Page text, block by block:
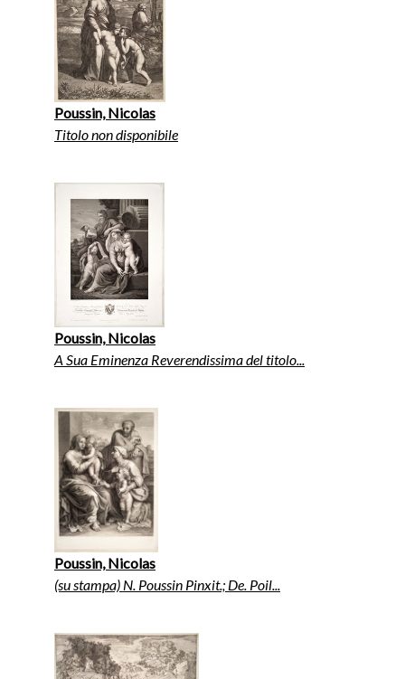
Poussin, Nicolas
Titolo non disponibile
Poussin, Nicolas
A Sua Eminenza Reverendissima del titolo...
Poussin, Nicolas
(su stampa) N. Poussin Pinxit.; De. Poil...